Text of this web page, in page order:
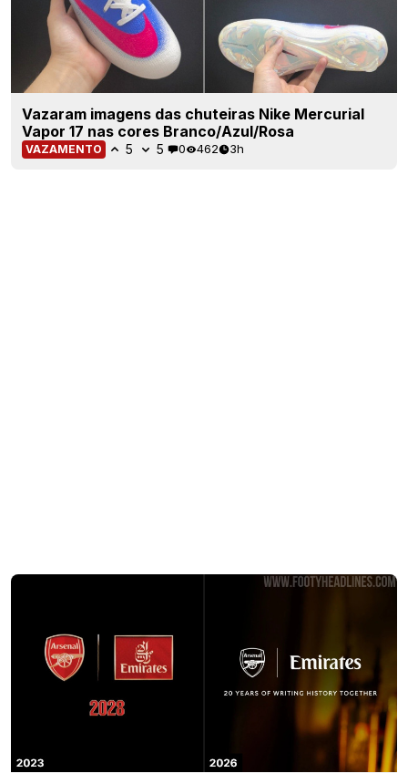
Vazaram imagens das chuteiras Nike Mercurial
Vapor 17 nas cores Branco/Azul/Rosa
VAZAMENTO 5 5 0 462 3h